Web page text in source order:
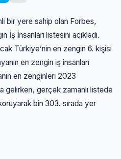
bir yere sahip olan Forbes,
İş İnsanları listesini açıkladı.
Türkiye’nin en zengin 6. kişisi
en zengin iş insanları
en zenginleri 2023
gelirken, gerçek zamanlı listede
bin 303. sırada yer